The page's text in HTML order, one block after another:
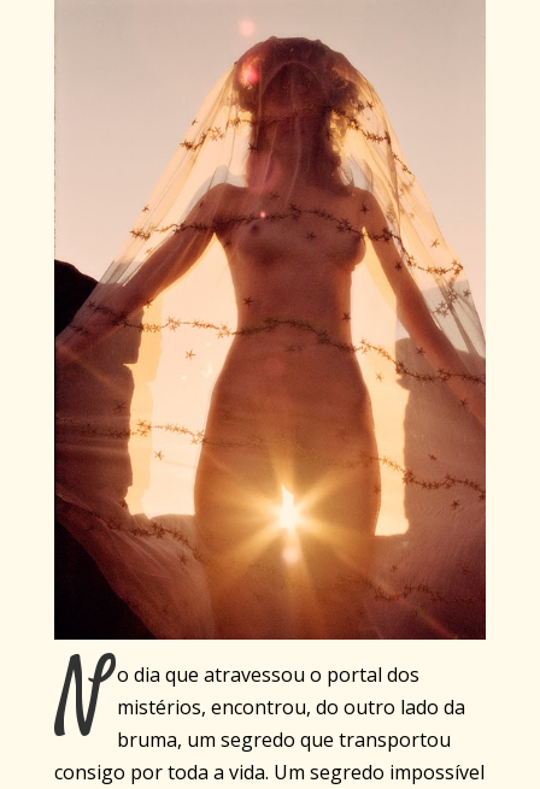
N o dia que atravessou o portal dos
mistérios, encontrou, do outro lado da
bruma, um segredo que transportou
consigo por toda a vida. Um segredo impossível